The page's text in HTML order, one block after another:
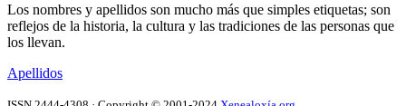
Los nombres y apellidos son mucho más que simples etiquetas; son
reflejos de la historia, la cultura y las tradiciones de las personas que
los llevan.
Apellidos